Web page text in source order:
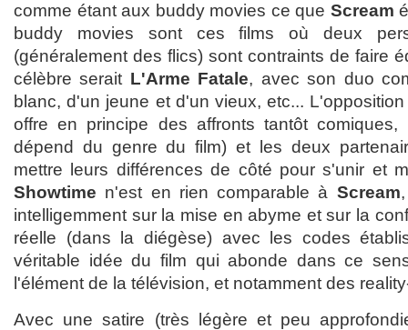
comme étant aux buddy movies ce que Scream
buddy movies sont ces films où deux
(généralement des flics) sont contraints de faire
célèbre serait L'Arme Fatale, avec son duo
blanc, d'un jeune et d'un vieux, etc...
offre en principe des affronts tantôt comiques,
dépend du genre du film) et les deux
mettre leurs différences de côté pour s'unir et
Showtime n'est en rien comparable à Scream
intelligemment sur la mise en abyme et sur la
réelle (dans la diégèse) avec les codes
véritable idée du film qui abonde dans ce
l'élément de la télévision, et notamment des
Avec une satire (très légère et peu